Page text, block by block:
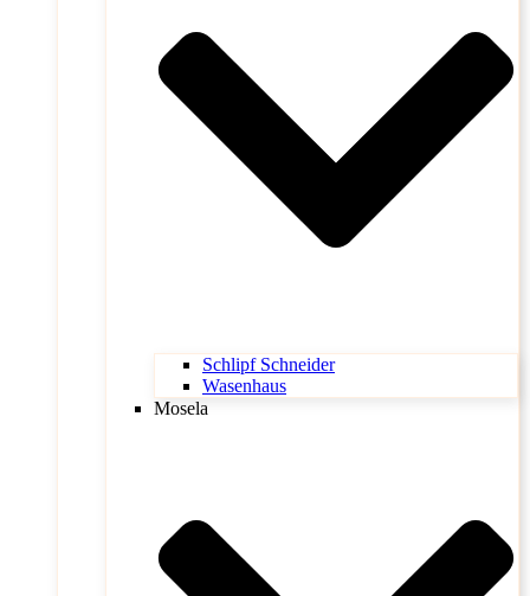
Schlipf Schneider
Wasenhaus
Mosela